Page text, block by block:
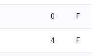
0 F
4 F